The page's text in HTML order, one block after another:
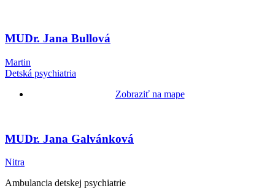
MUDr. Jana Bullová
Martin
Detská psychiatria
Zobraziť na mape
MUDr. Jana Galvánková
Nitra
Ambulancia detskej psychiatrie